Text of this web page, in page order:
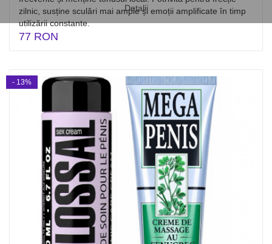
Detalii
zilnic, susține sculări mai ample și emoții amplificate în timp
utilizării constante.
77 RON
- 13%